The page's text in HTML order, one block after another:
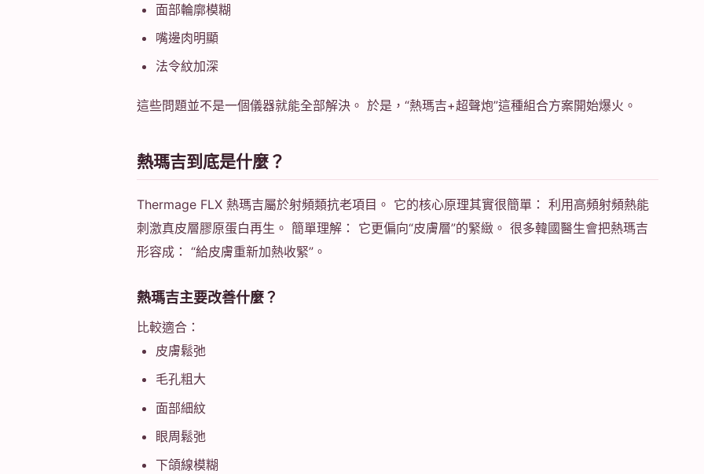
面部輪廓模糊
嘴邊肉明顯
法令紋加深
這些問題並不是一個儀器就能全部解決。 於是，“熱瑪吉+超聲炮”這種組合方案開始爆火。
熱瑪吉到底是什麼？
Thermage FLX 熱瑪吉屬於射頻類抗老項目。 它的核心原理其實很簡單： 利用高頻射頻熱能
刺激真皮層膠原蛋白再生。 簡單理解： 它更偏向“皮膚層”的緊緻。 很多韓國醫生會把熱瑪吉
形容成： “給皮膚重新加熱收緊”。
熱瑪吉主要改善什麼？
比較適合：
皮膚鬆弛
毛孔粗大
面部細紋
眼周鬆弛
下頜線模糊